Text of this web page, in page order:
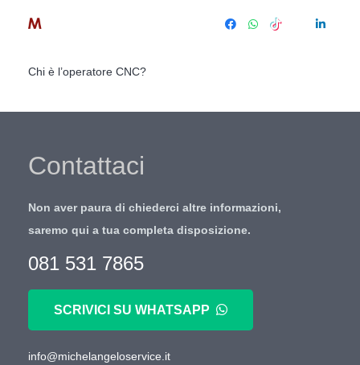
Chi è l’operatore CNC?
Contattaci
Non aver paura di chiederci altre informazioni,
saremo qui a tua completa disposizione.
081 531 7865
SCRIVICI SU WHATSAPP
info@michelangeloservice.it